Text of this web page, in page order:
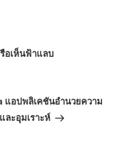
อเห็นฟ้าแลบ
แอปพลิเคชันอำนวยความ
ะอุมเราะห์